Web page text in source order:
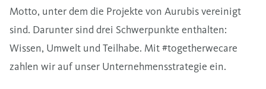
Motto, unter dem die Projekte von Aurubis vereinigt
sind. Darunter sind drei Schwerpunkte enthalten:
Wissen, Umwelt und Teilhabe. Mit #togetherwecare
zahlen wir auf unser Unternehmensstrategie ein.